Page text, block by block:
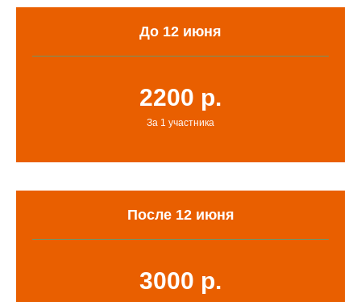
До 12 июня
2200 р.
За 1 участника
После 12 июня
3000 р.